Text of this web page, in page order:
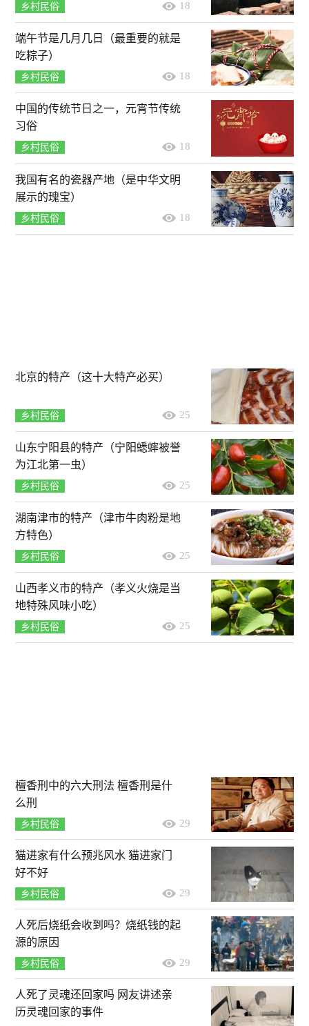
乡村民俗 18
端午节是几月几日（最重要的就是
吃粽子）
乡村民俗 18
中国的传统节日之一，元宵节传统
习俗
乡村民俗 18
我国有名的瓷器产地（是中华文明
展示的瑰宝）
乡村民俗 18
北京的特产（这十大特产必买）
乡村民俗 25
山东宁阳县的特产（宁阳蟋蟀被誉
为江北第一虫）
乡村民俗 25
湖南津市的特产（津市牛肉粉是地
方特色）
乡村民俗 25
山西孝义市的特产（孝义火烧是当
地特殊风味小吃）
乡村民俗 25
檀香刑中的六大刑法 檀香刑是什
么刑
乡村民俗 29
猫进家有什么预兆风水 猫进家门
好不好
乡村民俗 29
人死后烧纸会收到吗？烧纸钱的起
源的原因
乡村民俗 29
人死了灵魂还回家吗 网友讲述亲
历灵魂回家的事件